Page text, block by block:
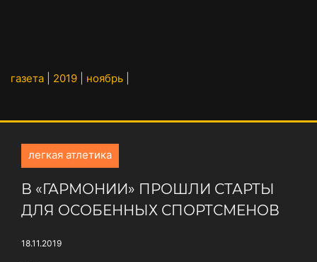
газета 2019 ноябрь
легкая атлетика
В «ГАРМОНИИ» ПРОШЛИ СТАРТЫ
ДЛЯ ОСОБЕННЫХ СПОРТСМЕНОВ
18.11.2019